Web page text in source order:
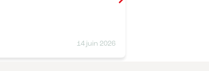
14 juin 2026